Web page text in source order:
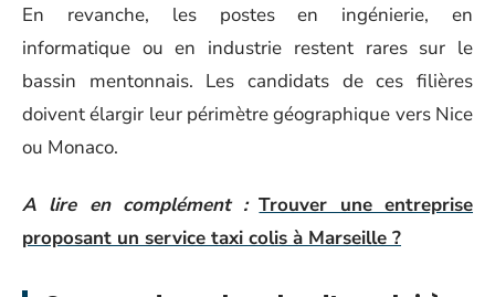
En revanche, les postes en ingénierie, en
informatique ou en industrie restent rares sur le
bassin mentonnais. Les candidats de ces filières
doivent élargir leur périmètre géographique vers Nice
ou Monaco.
A lire en complément : Trouver une entreprise
proposant un service taxi colis à Marseille ?